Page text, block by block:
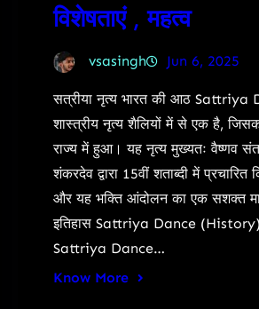
विशेषताएं , महत्व
vsasingh Jun 6, 2025
सत्रीया नृत्य भारत की आठ Sattriya
शास्त्रीय नृत्य शैलियों में से एक है,
राज्य में हुआ। यह नृत्य मुख्यतः वैष्णव
शंकरदेव द्वारा 15वीं शताब्दी में प्रचारित
और यह भक्ति आंदोलन का एक सशक्त
इतिहास Sattriya Dance (History)
Sattriya Dance…
Know More